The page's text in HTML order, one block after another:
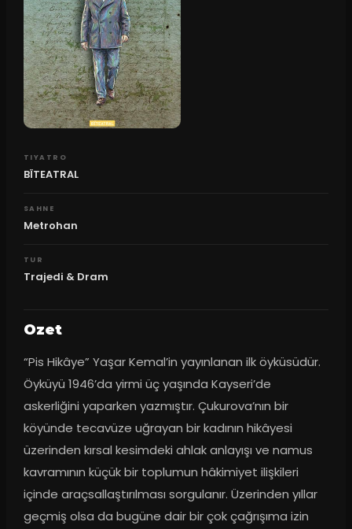
TIYATRO
BÏTEATRAL
SAHNE
Metrohan
TUR
Trajedi & Dram
Ozet
“Pis Hikâye” Yaşar Kemal’in yayınlanan ilk öyküsüdür.
Öyküyü 1946’da yirmi üç yaşında Kayseri’de
askerliğini yaparken yazmıştır. Çukurova’nın bir
köyünde tecavüze uğrayan bir kadının hikâyesi
üzerinden kırsal kesimdeki ahlak anlayışı ve namus
kavramının küçük bir toplumun hâkimiyet ilişkileri
içinde araçsallaştırılması sorgulanır. Üzerinden yıllar
geçmiş olsa da bugüne dair bir çok çağrışıma izin